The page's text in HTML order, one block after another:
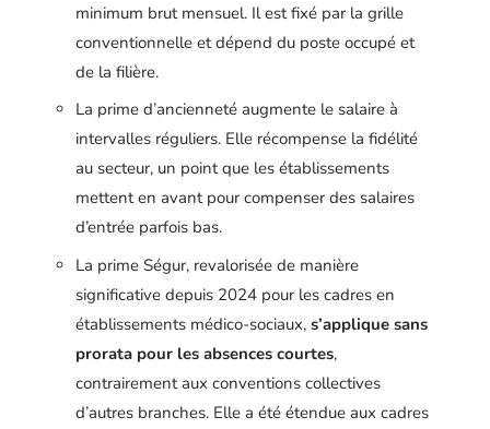
minimum brut mensuel. Il est fixé par la grille
conventionnelle et dépend du poste occupé et
de la filière.
La prime d’ancienneté augmente le salaire à
intervalles réguliers. Elle récompense la fidélité
au secteur, un point que les établissements
mettent en avant pour compenser des salaires
d’entrée parfois bas.
La prime Ségur, revalorisée de manière
significative depuis 2024 pour les cadres en
établissements médico-sociaux, s’applique sans
prorata pour les absences courtes,
contrairement aux conventions collectives
d’autres branches. Elle a été étendue aux cadres